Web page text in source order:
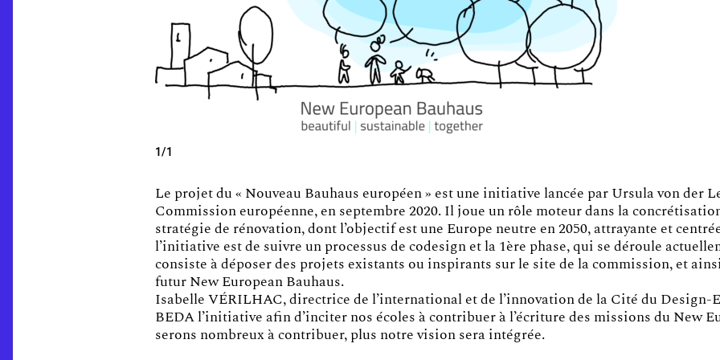
1/1
Le projet du « Nouveau Bauhaus européen » est une initiative lancée par Ursula von der
Commission européenne, en septembre 2020. Il joue un rôle moteur dans la
stratégie de rénovation, dont l’objectif est une Europe neutre en 2050, attrayante et
l’initiative est de suivre un processus de codesign et la 1ère phase, qui se déroule
consiste à déposer des projets existants ou inspirants sur le site de la commission, et
futur New European Bauhaus.
Isabelle VÉRILHAC, directrice de l’international et de l’innovation de la Cité du Design-
BEDA l’initiative afin d’inciter nos écoles à contribuer à l’écriture des missions du New
serons nombreux à contribuer, plus notre vision sera intégrée.